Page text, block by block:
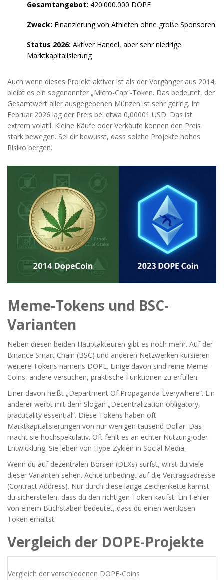
Gesamtangebot: 420.000.000 DOPE
Zweck: Finanzierung von Athleten ohne große Sponsoren
Status 2026: Aktiver Handel, aber sehr niedrige
Marktkapitalisierung
Auch wenn dieses Projekt aktiver ist als der Vorgänger aus 2014,
bleibt es ein sogenannter „Micro-Cap“-Token. Das bedeutet, der
Gesamtwert aller ausgegebenen Münzen ist sehr gering. Im
Februar 2026 lag der Preis bei etwa 0,00001 USD. Das ist
extrem volatil. Kleine Käufe oder Verkäufe können den Preis
stark bewegen. Sei dir bewusst, dass solche Projekte hohes
Risiko bergen.
Meme-Tokens und BSC-
Varianten
Neben diesen beiden Hauptakteuren gibt es noch mehr. Auf der
Binance Smart Chain (BSC) und anderen Netzwerken kursieren
weitere Tokens namens DOPE. Einige davon sind reine Meme-
Coins, andere versuchen, praktische Funktionen zu erfüllen.
Einer davon heißt „Department Of Propaganda Everywhere“. Ein
anderer werbt mit dem Slogan „Decentralization obligatory,
practicality essential“. Diese Tokens haben oft
Marktkapitalisierungen von nur wenigen tausend Dollar. Das
macht sie hochspekulativ. Oft fehlt es an echter Nutzung oder
Entwicklung. Sie leben von Hype-Zyklen in Social Media.
Wenn du auf dezentralen Börsen (DEXs) surfst, wirst du viele
dieser Varianten sehen. Achte unbedingt auf die Vertragsadresse
(Contract Address). Nur durch diese lange Zeichenkette kannst
du sicherstellen, dass du den richtigen Token kaufst. Ein Fehler
von einem Buchstaben bedeutet, dass du einen wertlosen
Token erhältst.
Vergleich der DOPE-Projekte
Vergleich der verschiedenen DOPE-Coins